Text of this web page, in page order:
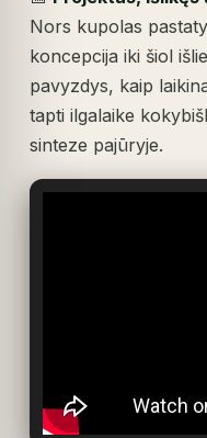
Nors kupolas
koncepcija iki šiol
pavyzdys, kaip
tapti ilgalaike
sinteze pajūryje.